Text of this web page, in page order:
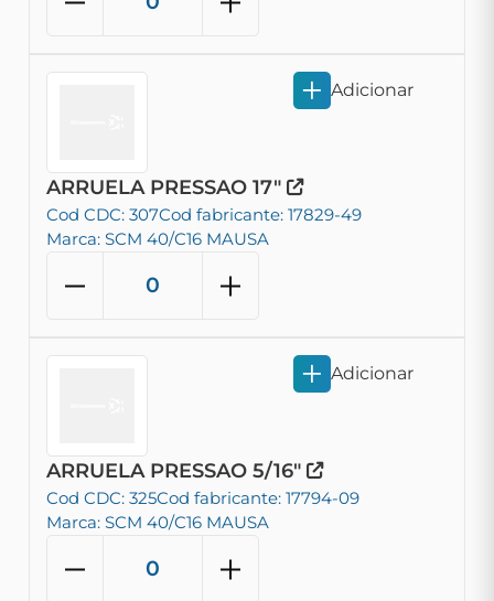
ARRUELA PRESSAO 17"
Cod CDC: 307Cod fabricante: 17829-49
Marca: SCM 40/C16 MAUSA
Adicionar
ARRUELA PRESSAO 5/16"
Cod CDC: 325Cod fabricante: 17794-09
Marca: SCM 40/C16 MAUSA
Adicionar